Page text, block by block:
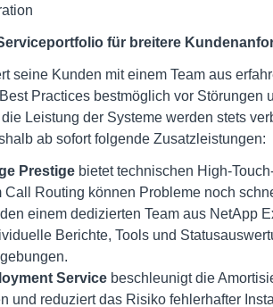
für breitere
seine Kunden mit einem Team aus
Practices bestmöglich vor Störungen
Leistung der Systeme werden stets
ab sofort folgende Zusatzleistungen:
Prestige bietet technischen High-
Service beschleunigt die